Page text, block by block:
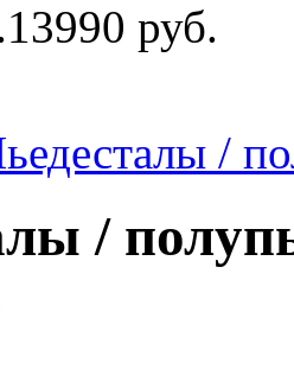
13990 руб.
/
/